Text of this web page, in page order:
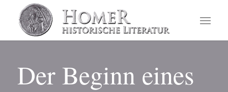
Der Beginn eines